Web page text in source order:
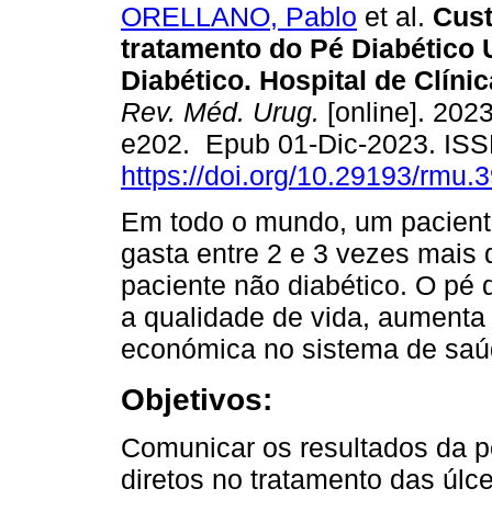
ORELLANO, Pablo et al.
tratamento do Pé Diabético
Diabético. Hospital de
Rev. Méd. Urug. [online].
e202. Epub 01-Dic-2023.
https://doi.org/10.29193/
Em todo o mundo, um
gasta entre 2 e 3 vezes mais
paciente não diabético. O pé
a qualidade de vida,
económica no sistema de
Objetivos:
Comunicar os resultados da
diretos no tratamento das